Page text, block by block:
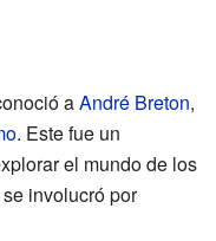
aAndré Breton,
. Este fue un
el mundo de los
involucró por